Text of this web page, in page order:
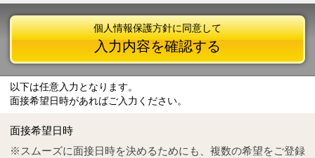
個人情報保護方針
Tel
0570-55-0314
個人情報保護方針に同意して
入力内容を確認する
以下は任意入力となります。
面接希望日時があればご入力ください。
面接希望日時
※スムーズに面接日時を決めるためにも、複数の希望をご登録